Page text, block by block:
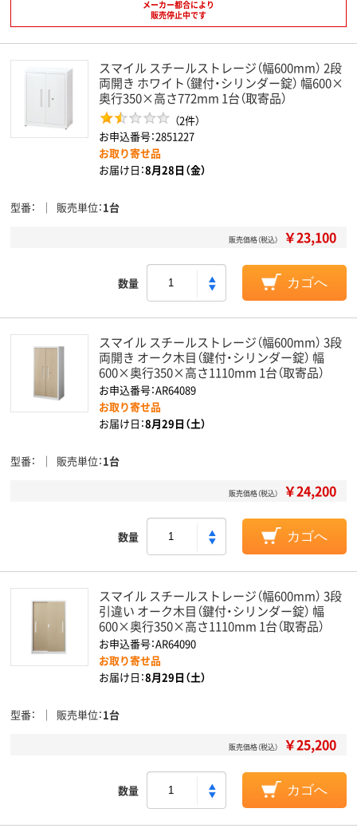
メーカー都合により
販売停止中です
スマイル スチールストレージ（幅600mm） 2段
両開き ホワイト（鍵付・シリンダー錠） 幅600×
奥行350×高さ772mm 1台（取寄品）
（2件）
お申込番号：2851227
お取り寄せ品
お届け日：8月28日（金）
型番 販売単位 1台
販売価格（税込） ￥23,100
数量 カゴへ
スマイル スチールストレージ（幅600mm） 3段
両開き オーク木目（鍵付・シリンダー錠） 幅
600×奥行350×高さ1110mm 1台（取寄品）
お申込番号：AR64089
お取り寄せ品
お届け日：8月29日（土）
型番 販売単位 1台
販売価格（税込） ￥24,200
数量 カゴへ
スマイル スチールストレージ（幅600mm） 3段
引違い オーク木目（鍵付・シリンダー錠） 幅
600×奥行350×高さ1110mm 1台（取寄品）
お申込番号：AR64090
お取り寄せ品
お届け日：8月29日（土）
型番 販売単位 1台
販売価格（税込） ￥25,200
数量 カゴへ